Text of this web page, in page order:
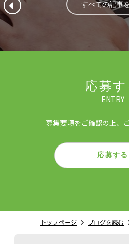
すべての記事
応募す
ENTRY
募集要項をご確認の上、
応募する
トップページ ブログを読む